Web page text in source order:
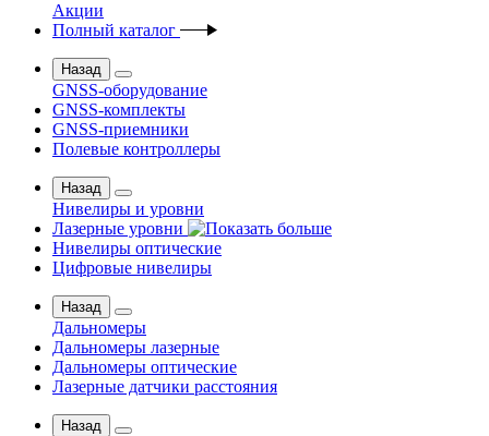
Акции
Полный каталог
Назад
GNSS-оборудование
GNSS-комплекты
GNSS-приемники
Полевые контроллеры
Назад
Нивелиры и уровни
Лазерные уровни
Нивелиры оптические
Цифровые нивелиры
Назад
Дальномеры
Дальномеры лазерные
Дальномеры оптические
Лазерные датчики расстояния
Назад